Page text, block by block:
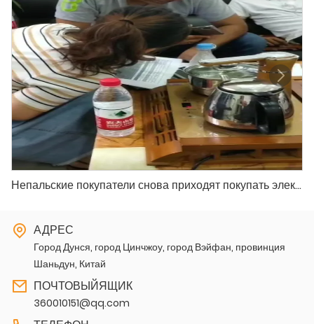
Непальские покупатели снова приходят покупать электромобили
АДРЕС
Город Дунся, город Цинчжоу, город Вэйфан, провинция
Шаньдун, Китай
ПОЧТОВЫЙЯЩИК
360010151@qq.com